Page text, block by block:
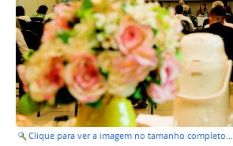
Clique para ver a imagem no tamanho completo…